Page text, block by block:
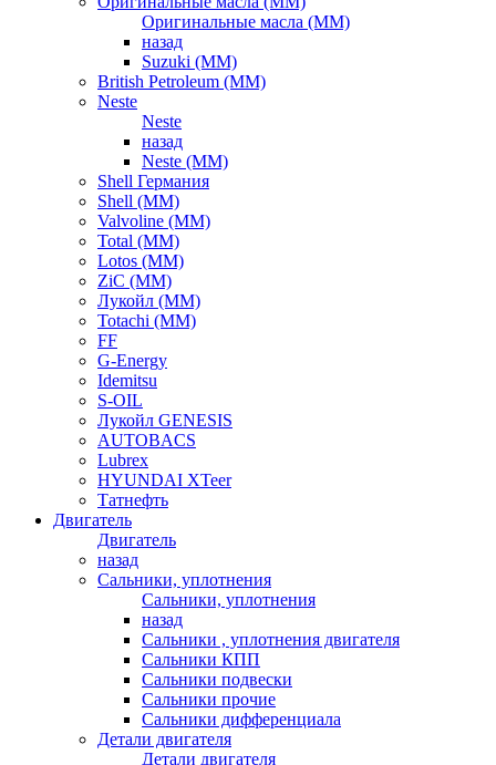
Оригинальные масла (ММ)
назад
Suzuki (ММ)
British Petroleum (ММ)
Neste
Neste
назад
Neste (ММ)
Shell Германия
Shell (ММ)
Valvoline (ММ)
Total (ММ)
Lotos (ММ)
ZiC (ММ)
Лукойл (ММ)
Totachi (MM)
FF
G-Energy
Idemitsu
S-OIL
Лукойл GENESIS
AUTOBACS
Lubrex
HYUNDAI XTeer
Татнефть
Двигатель
Двигатель
назад
Сальники, уплотнения
Сальники, уплотнения
назад
Сальники , уплотнения двигателя
Сальники КПП
Сальники подвески
Сальники прочие
Сальники дифференциала
Детали двигателя
Детали двигателя